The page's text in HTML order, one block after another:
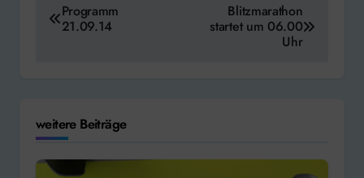
Programm
21.09.14
Blitzmarathon
startet um 06.00
Uhr
weitere Beiträge